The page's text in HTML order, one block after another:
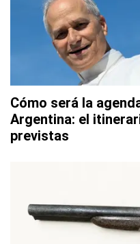
Cómo será la
Argentina: el
previstas